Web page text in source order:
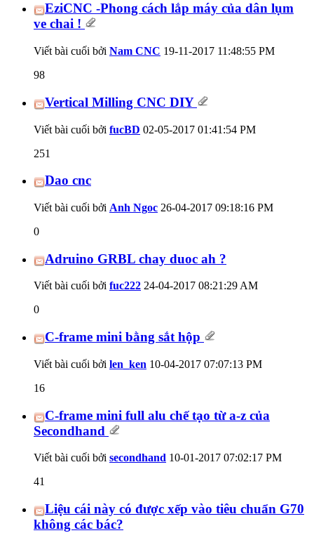
EziCNC -Phong cách lắp máy của dân lụm
ve chai !
Viết bài cuối bởi Nam CNC 19-11-2017 11:48:55 PM
98
Vertical Milling CNC DIY
Viết bài cuối bởi fucBD 02-05-2017 01:41:54 PM
251
Dao cnc
Viết bài cuối bởi Anh Ngoc 26-04-2017 09:18:16 PM
0
Adruino GRBL chay duoc ah ?
Viết bài cuối bởi fuc222 24-04-2017 08:21:29 AM
0
C-frame mini bằng sắt hộp
Viết bài cuối bởi len_ken 10-04-2017 07:07:13 PM
16
C-frame mini full alu chế tạo từ a-z của
Secondhand
Viết bài cuối bởi secondhand 10-01-2017 07:02:17 PM
41
Liệu cái này có được xếp vào tiêu chuẩn G70
không các bác?